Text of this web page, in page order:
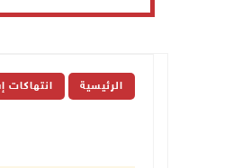
الرئيسية انتهاكات